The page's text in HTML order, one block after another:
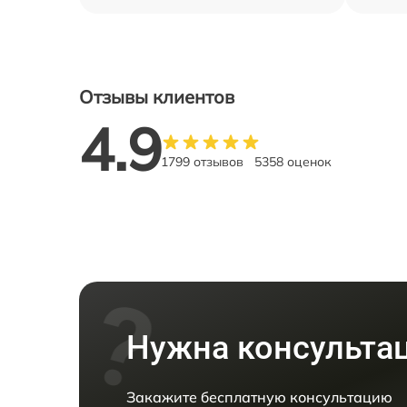
Отзывы клиентов
4.91799 отзывов 5358 оценок
Нужна
Закажите бесплатную консультацию